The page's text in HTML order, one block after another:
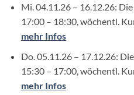
Mi. 04.11.26 – 16.12.26:
17:00 – 18:30, wöchentl.
mehr Infos
Do. 05.11.26 – 17.12.26:
15:30 – 17:00, wöchentl.
mehr Infos